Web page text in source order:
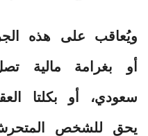
ويُعاقب على هذه
سعودي، أو بكلتا
يحق للشخص